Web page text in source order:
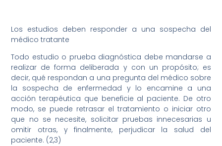
Los estudios deben responder a una sospecha del
médico tratante
Todo estudio o prueba diagnóstica debe mandarse a
realizar de forma deliberada y con un propósito; es
decir, qué respondan a una pregunta del médico sobre
la sospecha de enfermedad y lo encamine a una
acción terapéutica que beneficie al paciente. De otro
modo, se puede retrasar el tratamiento o iniciar otro
que no se necesite, solicitar pruebas innecesarias u
omitir otras, y finalmente, perjudicar la salud del
paciente. (2,3)